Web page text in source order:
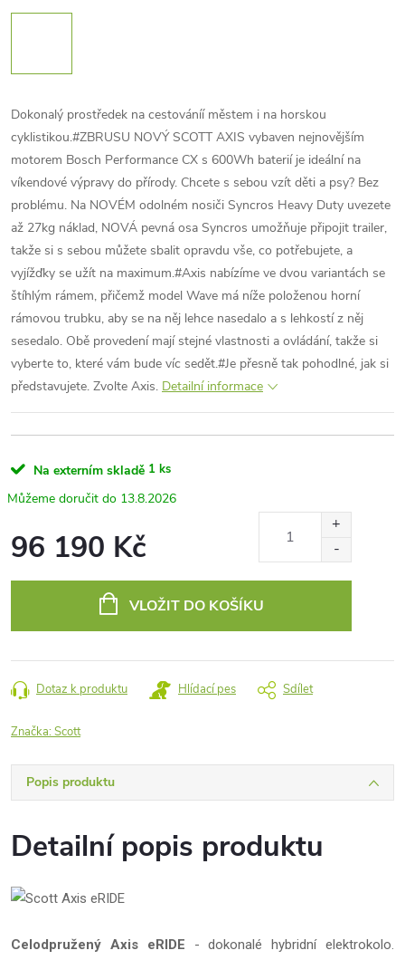
Dokonalý prostředek na cestováníí městem i na horskou
cyklistikou.#ZBRUSU NOVÝ SCOTT AXIS vybaven nejnovějším
motorem Bosch Performance CX s 600Wh baterií je ideální na
víkendové výpravy do přírody. Chcete s sebou vzít děti a psy? Bez
problému. Na NOVÉM odolném nosiči Syncros Heavy Duty uvezete
až 27kg náklad, NOVÁ pevná osa Syncros umožňuje připojit trailer,
takže si s sebou můžete sbalit opravdu vše, co potřebujete, a
vyjížďky se užít na maximum.#Axis nabízíme ve dvou variantách se
štíhlým rámem, přičemž model Wave má níže položenou horní
rámovou trubku, aby se na něj lehce nasedalo a s lehkostí z něj
sesedalo. Obě provedení mají stejné vlastnosti a ovládání, takže si
vyberte to, které vám bude víc sedět.#Je přesně tak pohodlné, jak si
představujete. Zvolte Axis. Detailní informace
Na externím skladě 1 ks
13.8.2026
96 190 Kč
VLOŽIT DO KOŠÍKU
Dotaz k produktu Hlídací pes Sdílet
Značka:Scott
Popis produktu
Detailní popis produktu
Celodpružený Axis eRIDE - dokonalé hybridní elektrokolo.